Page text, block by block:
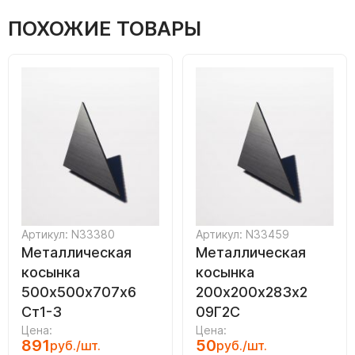
ПОХОЖИЕ ТОВАРЫ
Артикул: N33380
Металлическая
косынка
500х500х707х6
Ст1-3
Цена:
891руб./шт.
Артикул: N33459
Металлическая
косынка
200х200х283х2
09Г2С
Цена:
50руб./шт.